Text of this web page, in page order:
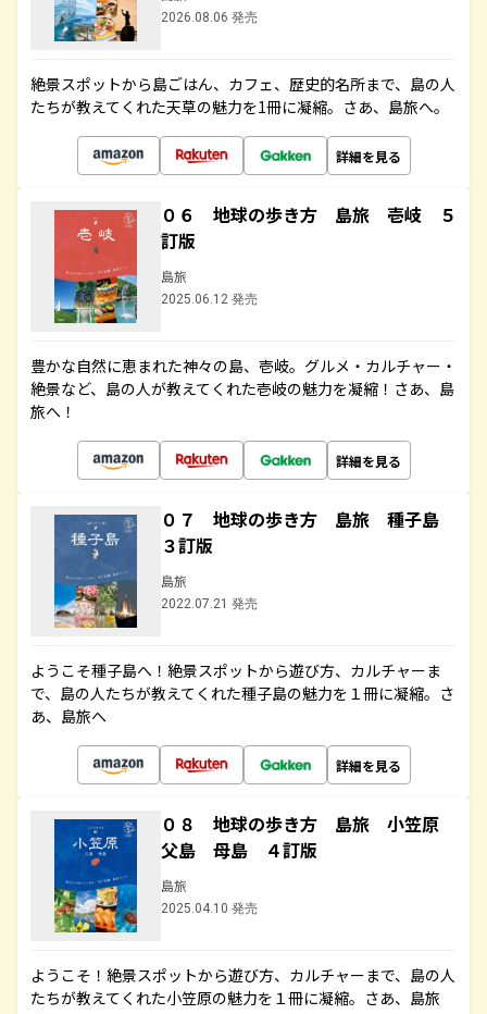
2026.08.06 発売
絶景スポットから島ごはん、カフェ、歴史的名所まで、島の人
たちが教えてくれた天草の魅力を1冊に凝縮。さあ、島旅へ。
詳細を見る
０６ 地球の歩き方 島旅 壱岐 ５
訂版
島旅
2025.06.12 発売
豊かな自然に恵まれた神々の島、壱岐。グルメ・カルチャー・
絶景など、島の人が教えてくれた壱岐の魅力を凝縮！さあ、島
旅へ！
詳細を見る
０７ 地球の歩き方 島旅 種子島
３訂版
島旅
2022.07.21 発売
ようこそ種子島へ！絶景スポットから遊び方、カルチャーま
で、島の人たちが教えてくれた種子島の魅力を１冊に凝縮。さ
あ、島旅へ
詳細を見る
０８ 地球の歩き方 島旅 小笠原
父島 母島 ４訂版
島旅
2025.04.10 発売
ようこそ！絶景スポットから遊び方、カルチャーまで、島の人
たちが教えてくれた小笠原の魅力を１冊に凝縮。さあ、島旅